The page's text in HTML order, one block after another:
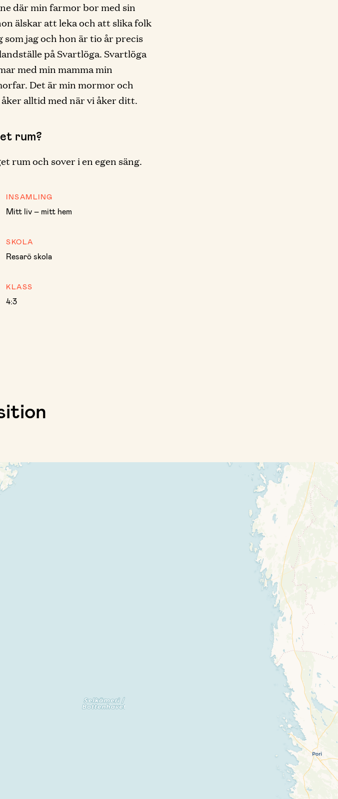
där min farmor bor med sin
älskar att leka och att slika folk
jag och hon är tio år precis
på Svartlöga. Svartlöga
med min mamma min
Det är min mormor och
alltid med när vi åker ditt.
rum?
rum och sover i en egen säng.
INSAMLING
Mitt liv – mitt hem
SKOLA
Resarö skola
KLASS
4:3